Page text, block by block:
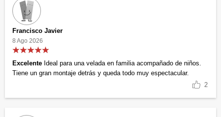
Francisco Javier
8 Ago 2026
Excelente Ideal para una velada en familia acompañado de niños.
Tiene un gran montaje detrás y queda todo muy espectacular.
2